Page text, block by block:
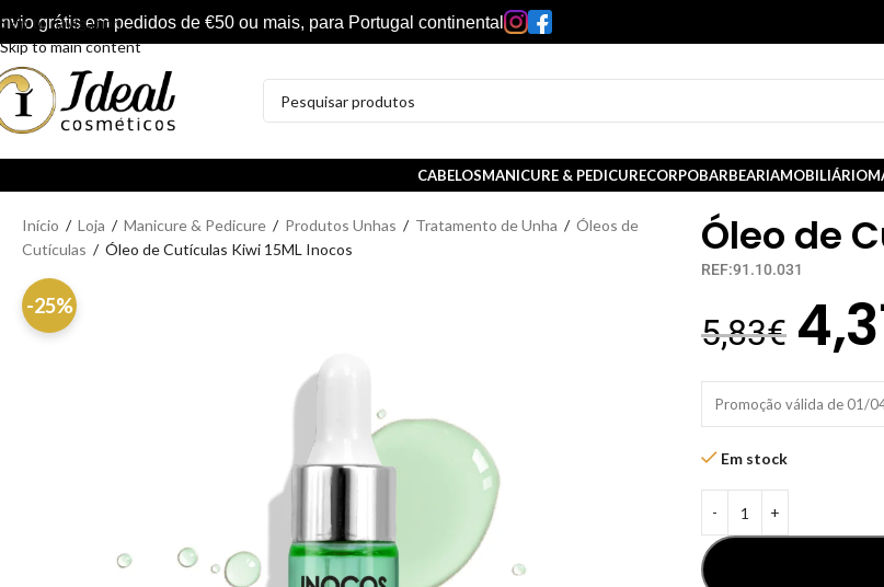
Skip to navigation
Skip to main content
grátis em pedidos de €50 ou mais, para Portugal continental
CABELOSMANICURE & PEDICURECORPOBARBEARIAMOBILIÁRIO
Início / Loja / Manicure & Pedicure / Produtos Unhas / Tratamento de Unha / Óleos de
Cutículas / Óleo de Cutículas Kiwi 15ML Inocos
-25%
Óleo de
REF:91.10.031
5,83€
Promoção válida de 01/
Em stock